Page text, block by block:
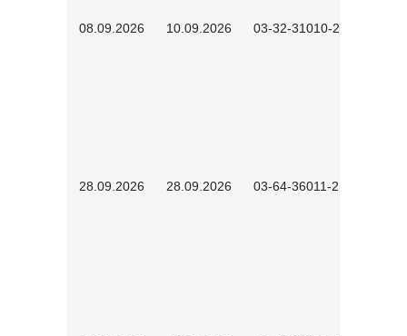
08.09.2026 10.09.2026 03-32-31010-2606
28.09.2026 28.09.2026 03-64-36011-2603